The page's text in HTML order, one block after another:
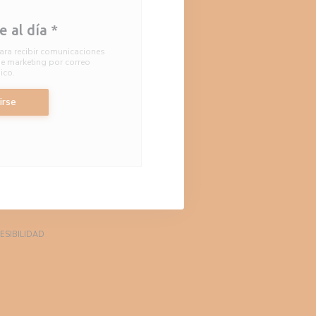
al día *
recibir comunicaciones
marketing por correo
UNA NUEVA VENTANA))